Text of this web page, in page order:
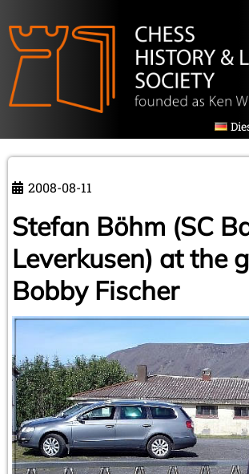
2008-08-11
Stefan Böhm (SC
Leverkusen) at the
Bobby Fischer